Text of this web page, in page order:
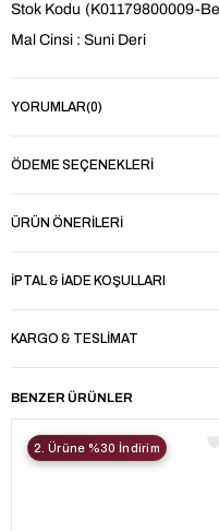
Stok Kodu (K01179800009-
Mal Cinsi : Suni Deri
YORUMLAR(0)
ÖDEME SEÇENEKLERI
ÜRÜN ÖNERILERI
İPTAL & İADE KOŞULLARI
KARGO & TESLIMAT
BENZER ÜRÜNLER
2. Ürüne %30 İndirim